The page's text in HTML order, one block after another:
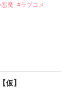
テスト
中・長編チ
てきた！？
悪魔
#ラブコメ
仮】